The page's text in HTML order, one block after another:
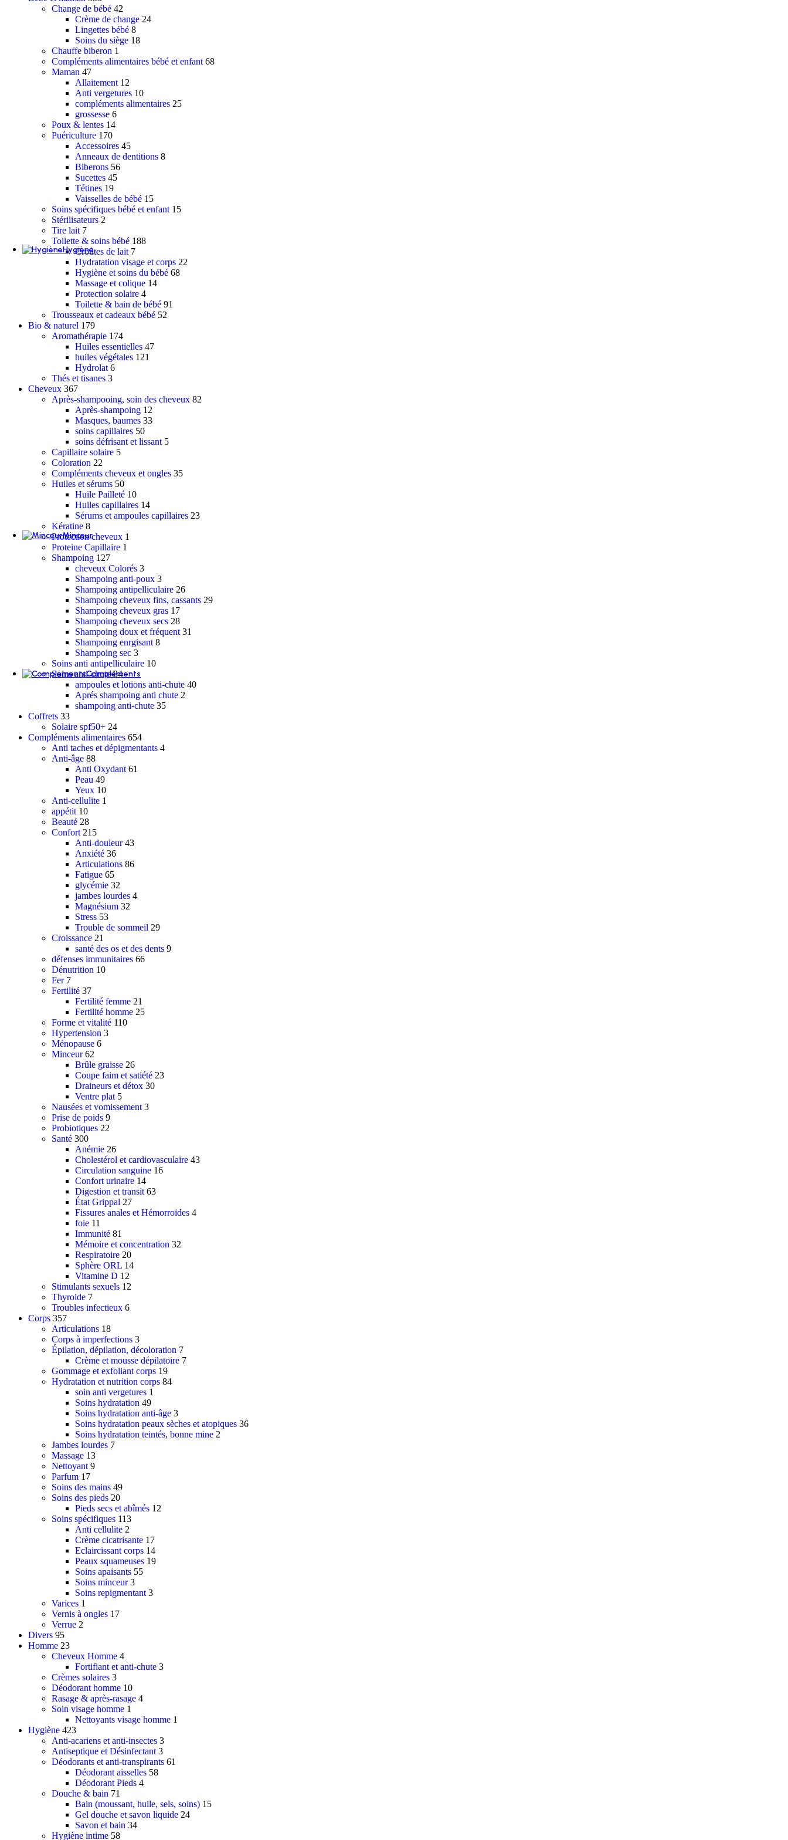
Shampoing cheveux fins, cassants
Shampoing cheveux gras
Shampoing anti-poux
Shampoing sec
Après-shampoing
Masques, baumes
Soins défrisant et lissant
Soins buste et seins
Soins capillaires
Kératine
Capillaire solaire
Proteine Capillaire
Capillaire solaire
Coloration
Compléments cheveux et ongles
Soins antichute
Shampoing antichute
Ampoules et lotions antichute
Huiles et sérums
Sérums et ampoules capillaires
Huiles capillaires
Hygiène
Douche & bain
Gel douche et savon liquide
Savon et bain
Bain (moussant, huile, sels, soins)
Soins buccodentaires
Brosses à dents
Brosses à dents enfants
Dentifrices
Fil dentaire, brossette & accessoires
Bain de bouche et solution gingivale
Haleine
Nez et oreilles
Hygiène nasale
Sexualité
Préservatif
Lubrifiant
Anti-acariens et anti-insectes
Hygiène des mains
Déodorants et anti-transpirants
Déodorant aisselles
Déodorant Pieds
Hygiène intime
Toilette intime
Lingettes Intimes
Minceur
Ventre plat
Draineurs et détox
Coupe faim et satiété
Brûle graisse
Compléments
Santé
Mémoire et concentration
Circulation sanguine
Digestion et transit
Confort urinaire
Cholestérol et cardiovasculaire
Respiratoire
État Grippal
Sphère ORL
Immunité
Anémie
Confort
Stress
Trouble de sommeil
Menu child item
Anxiété
Magnésium
Articulations
Fatigue
Anti-douleur
Fertilité
Fertilité homme
Fertilité femme
Anti-âge
Peau
Yeux
Anti Oxydant
Ménopause
Stimulants sexuels
Menu child item
Prise de poids
Beauté
Anti cellulite
Menu child item
Défenses immunitaires
Change de bébé 42
Crème de change 24
Lingettes bébé 8
Soins du siège 18
Chauffe biberon 1
Compléments alimentaires bébé et enfant 68
Maman 47
Allaitement 12
Anti vergetures 10
compléments alimentaires 25
grossesse 6
Poux & lentes 14
Puériculture 170
Accessoires 45
Anneaux de dentitions 8
Biberons 56
Sucettes 45
Tétines 19
Vaisselles de bébé 15
Soins spécifiques bébé et enfant 15
Stérilisateurs 2
Tire lait 7
Toilette & soins bébé 188
Croûtes de lait 7
Hydratation visage et corps 22
Hygiène et soins du bébé 68
Massage et colique 14
Protection solaire 4
Toilette & bain de bébé 91
Trousseaux et cadeaux bébé 52
Bio & naturel 179
Aromathérapie 174
Huiles essentielles 47
huiles végétales 121
Hydrolat 6
Thés et tisanes 3
Cheveux 367
Après-shampooing, soin des cheveux 82
Après-shampoing 12
Masques, baumes 33
soins capillaires 50
soins défrisant et lissant 5
Capillaire solaire 5
Coloration 22
Compléments cheveux et ongles 35
Huiles et sérums 50
Huile Pailleté 10
Huiles capillaires 14
Sérums et ampoules capillaires 23
Kératine 8
Protection cheveux 1
Proteine Capillaire 1
Shampoing 127
cheveux Colorés 3
Shampoing anti-poux 3
Shampoing antipelliculaire 26
Shampoing cheveux fins, cassants 29
Shampoing cheveux gras 17
Shampoing cheveux secs 28
Shampoing doux et fréquent 31
Shampoing enrgisant 8
Shampoing sec 3
Soins anti antipelliculaire 10
Soins anti-chute 84
ampoules et lotions anti-chute 40
Aprés shampoing anti chute 2
shampoing anti-chute 35
Coffrets 33
Solaire spf50+ 24
Compléments alimentaires 654
Anti taches et dépigmentants 4
Anti-âge 88
Anti Oxydant 61
Peau 49
Yeux 10
Anti-cellulite 1
appétit 10
Beauté 28
Confort 215
Anti-douleur 43
Anxiété 36
Articulations 86
Fatigue 65
glycémie 32
jambes lourdes 4
Magnésium 32
Stress 53
Trouble de sommeil 29
Croissance 21
santé des os et des dents 9
défenses immunitaires 66
Dénutrition 10
Fer 7
Fertilité 37
Fertilité femme 21
Fertilité homme 25
Forme et vitalité 110
Hypertension 3
Ménopause 6
Minceur 62
Brûle graisse 26
Coupe faim et satiété 23
Draineurs et détox 30
Ventre plat 5
Nausées et vomissement 3
Prise de poids 9
Probiotiques 22
Santé 300
Anémie 26
Cholestérol et cardiovasculaire 43
Circulation sanguine 16
Confort urinaire 14
Digestion et transit 63
État Grippal 27
Fissures anales et Hémorroïdes 4
foie 11
Immunité 81
Mémoire et concentration 32
Respiratoire 20
Sphère ORL 14
Vitamine D 12
Stimulants sexuels 12
Thyroide 7
Troubles infectieux 6
Corps 357
Articulations 18
Corps à imperfections 3
Épilation, dépilation, décoloration 7
Crème et mousse dépilatoire 7
Gommage et exfoliant corps 19
Hydratation et nutrition corps 84
soin anti vergetures 1
Soins hydratation 49
Soins hydratation anti-âge 3
Soins hydratation peaux sèches et atopiques 36
Soins hydratation teintés, bonne mine 2
Jambes lourdes 7
Massage 13
Nettoyant 9
Parfum 17
Soins des mains 49
Soins des pieds 20
Pieds secs et abîmés 12
Soins spécifiques 113
Anti cellulite 2
Crème cicatrisante 17
Eclaircissant corps 14
Peaux squameuses 19
Soins apaisants 55
Soins minceur 3
Soins repigmentant 3
Varices 1
Vernis à ongles 17
Verrue 2
Divers 95
Homme 23
Cheveux Homme 4
Fortifiant et anti-chute 3
Crèmes solaires 3
Déodorant homme 10
Rasage & après-rasage 4
Soin visage homme 1
Nettoyants visage homme 1
Hygiène 423
Anti-acariens et anti-insectes 3
Antiseptique et Désinfectant 3
Déodorants et anti-transpirants 61
Déodorant aisselles 58
Déodorant Pieds 4
Douche & bain 71
Bain (moussant, huile, sels, soins) 15
Gel douche et savon liquide 24
Savon et bain 34
Hygiène intime 58